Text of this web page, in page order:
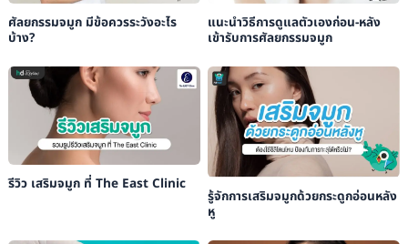
ศัลยกรรมจมูก มีข้อควรระวังอะไร
บ้าง?
แนะนำวิธีการดูแลตัวเองก่อน-หลัง
เข้ารับการศัลยกรรมจมูก
รีวิว เสริมจมูก ที่ The East Clinic
รู้จักการเสริมจมูกด้วยกระดูกอ่อนหลัง
หู